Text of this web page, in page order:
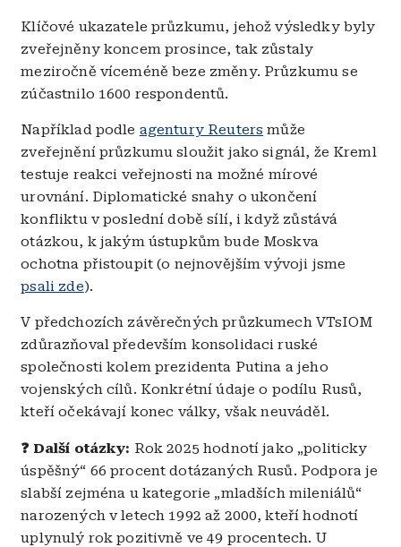
Klíčové ukazatele průzkumu, jehož výsledky byly
zveřejněny koncem prosince, tak zůstaly
meziročně víceméně beze změny. Průzkumu se
zúčastnilo 1600 respondentů.
Například podle agentury Reuters může
zveřejnění průzkumu sloužit jako signál, že Kreml
testuje reakci veřejnosti na možné mírové
urovnání. Diplomatické snahy o ukončení
konfliktu v poslední době sílí, i když zůstává
otázkou, k jakým ústupkům bude Moskva
ochotna přistoupit (o nejnovějším vývoji jsme
psali zde).
V předchozích závěrečných průzkumech VTsIOM
zdůrazňoval především konsolidaci ruské
společnosti kolem prezidenta Putina a jeho
vojenských cílů. Konkrétní údaje o podílu Rusů,
kteří očekávají konec války, však neuváděl.
❓ Další otázky: Rok 2025 hodnotí jako „politicky
úspěšný“ 66 procent dotázaných Rusů. Podpora je
slabší zejména u kategorie „mladších mileniálů“
narozených v letech 1992 až 2000, kteří hodnotí
uplynulý rok pozitivně ve 49 procentech. U